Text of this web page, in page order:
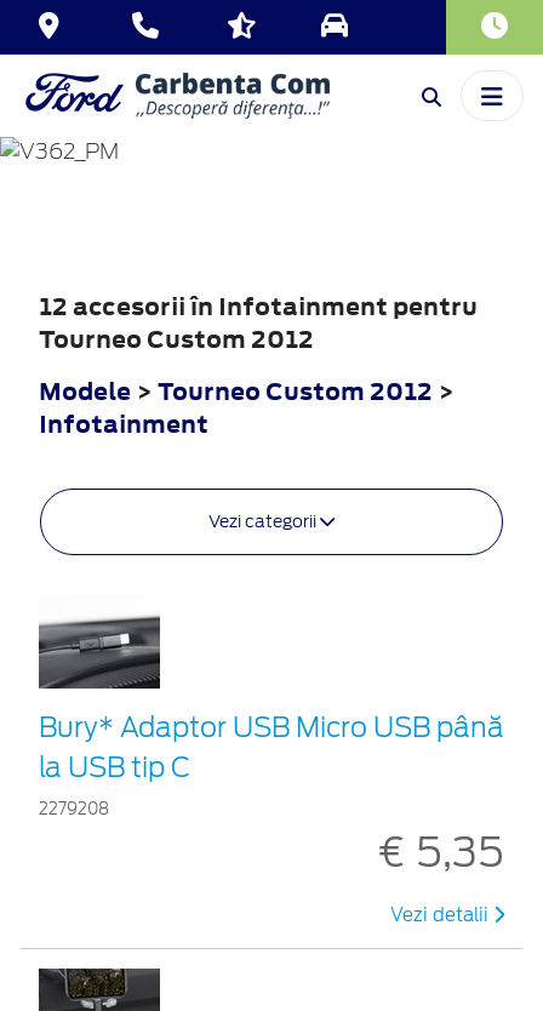
TOURNEO
CUSTOM
12 accesorii în Infotainment pentru
Tourneo Custom 2012
Modele > Tourneo Custom 2012 >
Infotainment
Vezi categorii
Bury* Adaptor USB Micro USB până
la USB tip C
2279208
€ 5,35
Vezi detalii